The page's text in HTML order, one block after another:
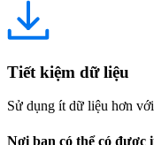
Tiết kiệm dữ liệu
Sử dụng ít dữ liệu hơn
Nơi bạn có thể có được